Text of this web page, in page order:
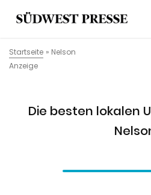
Startseite » Nelson
Anzeige
Die besten lokalen